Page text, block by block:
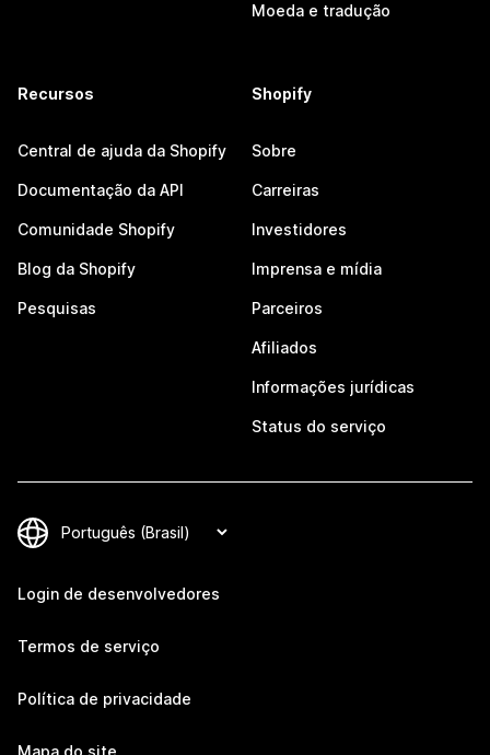
Moeda e tradução
Recursos
Central de ajuda da Shopify
Documentação da API
Comunidade Shopify
Blog da Shopify
Pesquisas
Shopify
Sobre
Carreiras
Investidores
Imprensa e mídia
Parceiros
Afiliados
Informações jurídicas
Status do serviço
Login de desenvolvedores
Termos de serviço
Política de privacidade